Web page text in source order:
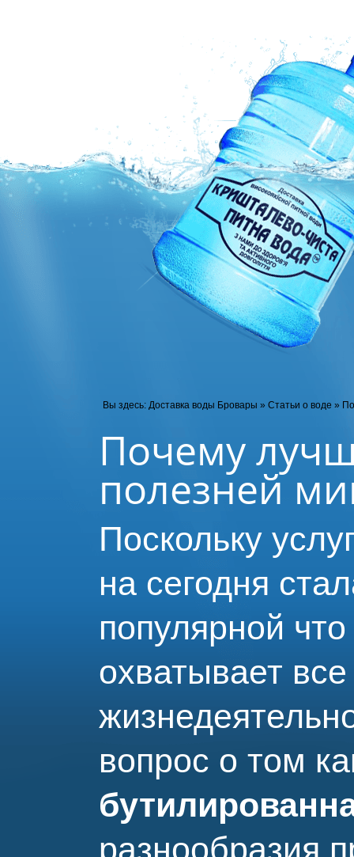
Вы здесь: Доставка воды Бровары » Статьи о воде »
Почему
полезней
Поскольку
на сегодня
популярной
охватывает
вопрос о том
разнообразия